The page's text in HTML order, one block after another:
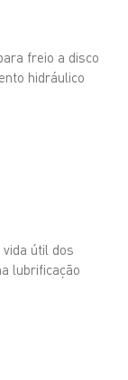
freio a disco
hidráulico
útil dos
lubrificação